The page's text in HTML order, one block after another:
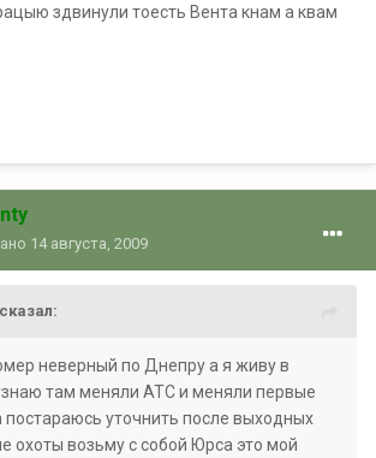
здвинули тоесть Вента кнам а квам
14 августа, 2009
неверный по Днепру а я живу в
там меняли АТС и меняли первые
уточнить после выходных
охоты возьму с собой Юрса это мой